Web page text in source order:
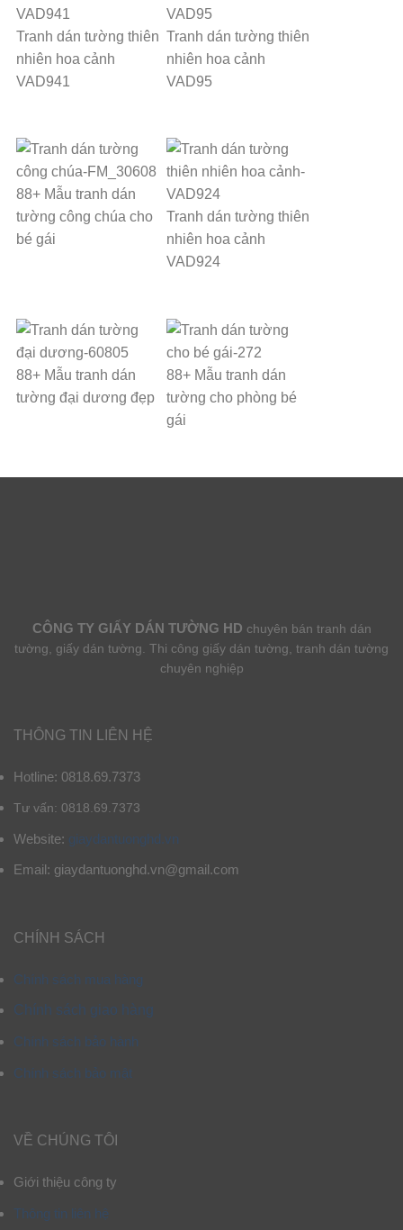
Tranh dán tường thiên
nhiên hoa cảnh
VAD941
Tranh dán tường thiên
nhiên hoa cảnh
VAD95
88+ Mẫu tranh dán
tường công chúa cho
bé gái
Tranh dán tường thiên
nhiên hoa cảnh
VAD924
88+ Mẫu tranh dán
tường đại dương đẹp
88+ Mẫu tranh dán
tường cho phòng bé
gái
CÔNG TY GIẤY DÁN TƯỜNG HD chuyên bán tranh dán
tường, giấy dán tường. Thi công giấy dán tường, tranh dán tường
chuyên nghiệp
THÔNG TIN LIÊN HỆ
Hotline: 0818.69.7373
Tư vấn: 0818.69.7373
Website: giaydantuonghd.vn
Email: giaydantuonghd.vn@gmail.com
CHÍNH SÁCH
Chính sách mua hàng
Chính sách giao hàng
Chính sách bảo hành
Chính sách bảo mật
VỀ CHÚNG TÔI
Giới thiệu công ty
Thông tin liên hệ